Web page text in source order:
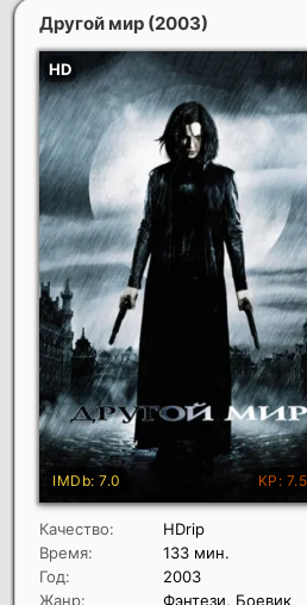
Другой мир (2003)
Качество:
HDrip
Время:
133 мин.
Год:
2003
Жанр:
Фэнтези, Боевик